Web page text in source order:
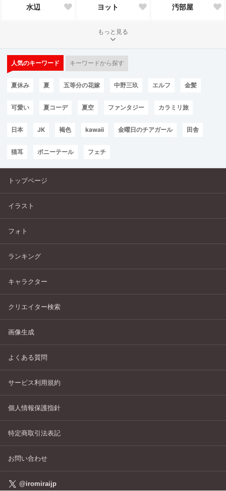
水辺 ヨット 汚部屋
もっと見る
人気のキーワード キーワードから探す
夏休み 夏 五等分の花嫁 中野三玖 エルフ 金髪
可愛い 夏コーデ 夏空 ファンタジー カラミリ旅
日本 JK 褐色 kawaii 金曜日のチアガール 田舎
猫耳 ポニーテール フェチ
トップページ
イラスト
フォト
ランキング
キャラクター
クリエイター検索
画像生成
よくある質問
サービス利用規約
個人情報保護指針
特定商取引法表記
お問い合わせ
@iromiraijp